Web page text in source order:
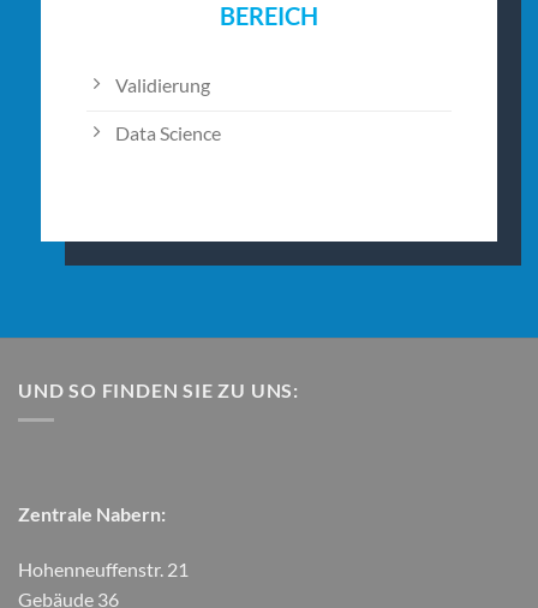
BEREICH
Validierung
Data Science
UND SO FINDEN SIE ZU UNS:
Zentrale Nabern:
Hohenneuffenstr. 21
Gebäude 36